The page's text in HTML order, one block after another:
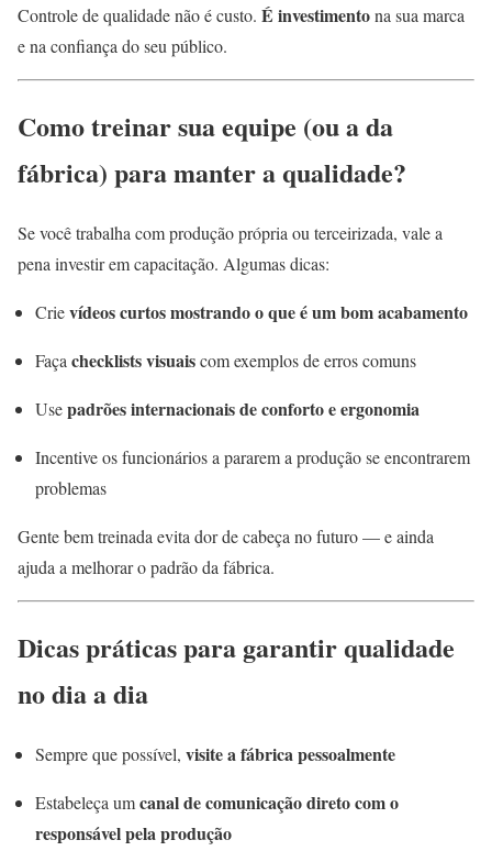
Controle de qualidade não é custo. É investimentona sua marca
e na confiança do seu público.
Como treinar sua equipe (ou a da
fábrica) para manter a qualidade?
Se você trabalha com produção própria ou terceirizada, vale a
pena investir em capacitação. Algumas dicas:
Crievídeos curtos mostrando o que é um bom acabamento
Faça checklists visuaiscom exemplos de erros comuns
Usepadrões internacionais de conforto e ergonomia
Incentive os funcionários a pararem a produção se encontrarem
problemas
Gente bem treinada evita dor de cabeça no futuro — e ainda
ajuda a melhorar o padrão da fábrica.
Dicas práticas para garantir qualidade
no dia a dia
Sempre que possível, visite a fábrica pessoalmente
Estabeleça umcanal de comunicação direto com o
responsável pela produção